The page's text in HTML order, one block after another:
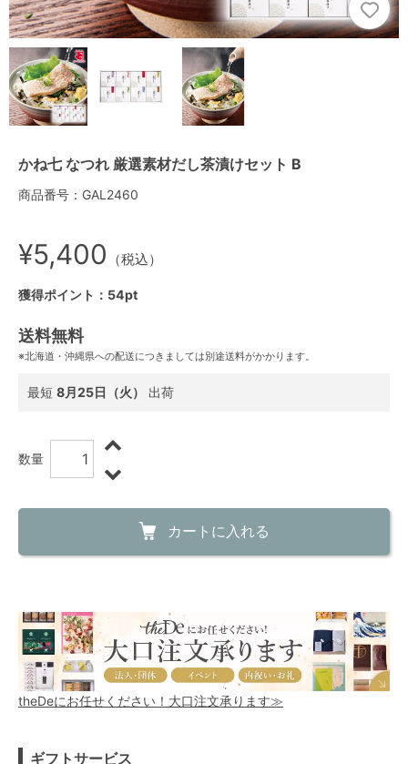
かね七 なつれ 厳選素材だし茶漬けセット B
商品番号：GAL2460
¥5,400 （税込）
獲得ポイント：54pt
送料無料
※北海道・沖縄県への配送につきましては別途送料がかかります。
最短 8月25日（火） 出荷
数量
カートに入れる
theDeにお任せください！大口注文承ります≫
ギフトサービス